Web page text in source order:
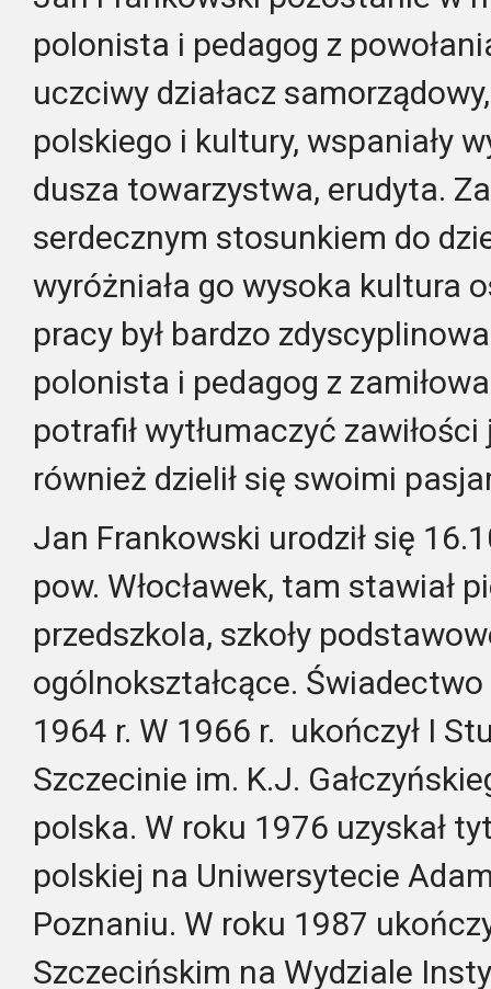
polonista i pedagog z
uczciwy działacz
polskiego i kultury, wspaniały
dusza towarzystwa, erudyta.
serdecznym stosunkiem do
wyróżniała go wysoka kultura
pracy był bardzo
polonista i pedagog z
potrafił wytłumaczyć
również dzielił się swoimi
Jan Frankowski urodził się
pow. Włocławek, tam stawiał
przedszkola, szkoły
ogólnokształcące. Świadectwo
1964 r. W 1966 r. ukończył I
Szczecinie im. K.J.
polska. W roku 1976 uzyskał
polskiej na Uniwersytecie
Poznaniu. W roku 1987
Szczecińskim na Wydziale